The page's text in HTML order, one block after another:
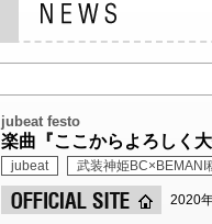
jubeat festo
楽曲『ここからよろしく
jubeat 武装神姫BC×BEMANI
2020